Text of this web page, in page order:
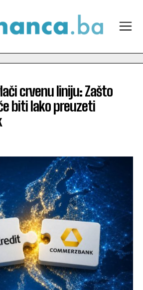
crvenu liniju: Zašto
biti lako preuzeti